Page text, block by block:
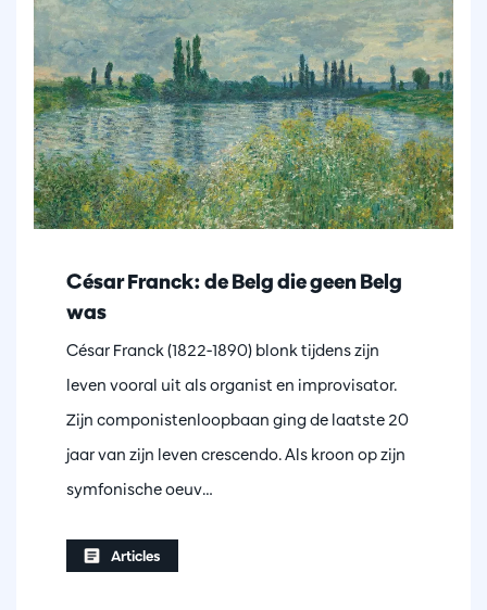
César Franck: de Belg die geen Belg
was
César Franck (1822-1890) blonk tijdens zijn
leven vooral uit als organist en improvisator.
Zijn componistenloopbaan ging de laatste 20
jaar van zijn leven crescendo. Als kroon op zijn
symfonische oeuv…
Articles